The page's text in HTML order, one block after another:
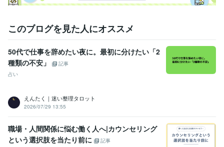
このブログを見た人にオススメ
50代で仕事を辞めたい夜に。最初に分けたい「2
種類の不安」
記事
占い
えんたく｜迷い整理タロット
2026/07/29 13:55
職場・人間関係に悩む働く人へ|カウンセリング
という選択肢を当たり前に
記事